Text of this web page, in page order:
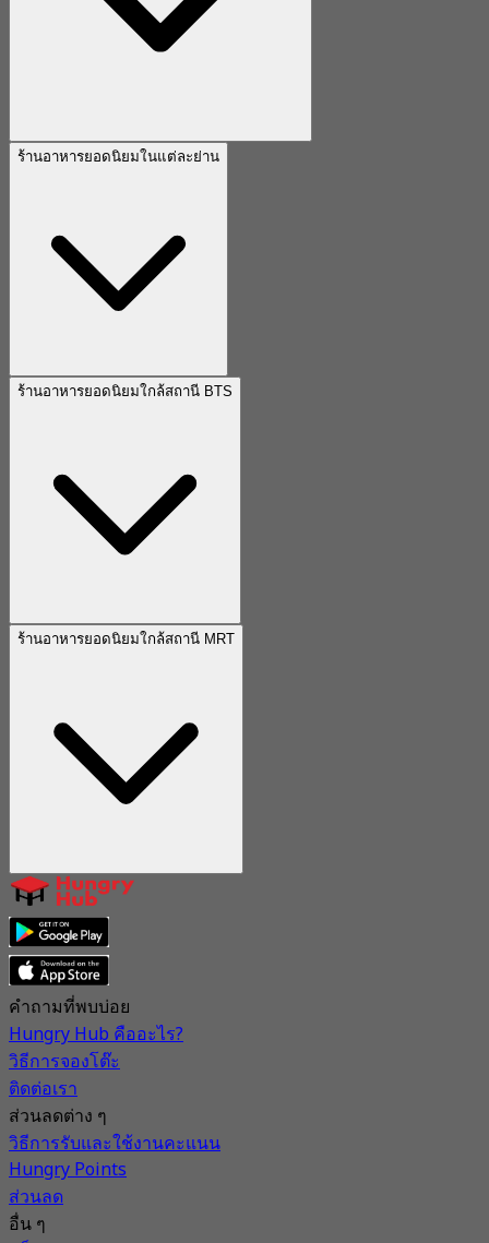
ร้านอาหารยอดนิยมในแต่ละย่าน
ร้านอาหารยอดนิยมใกล้สถานี BTS
ร้านอาหารยอดนิยมใกล้สถานี MRT
คำถามที่พบบ่อย
Hungry Hub คืออะไร?
วิธีการจองโต๊ะ
ติดต่อเรา
ส่วนลดต่าง ๆ
วิธีการรับและใช้งานคะแนน
Hungry Points
ส่วนลด
อื่น ๆ